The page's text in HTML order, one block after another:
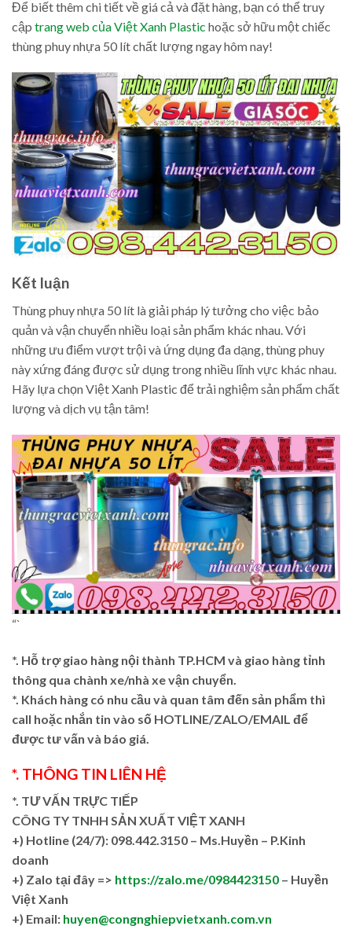
Để biết thêm chi tiết về giá cả và đặt hàng, bạn có thể truy
cập trang web của Việt Xanh Plastic hoặc sở hữu một chiếc
thùng phuy nhựa 50 lít chất lượng ngay hôm nay!
Kết luận
Thùng phuy nhựa 50 lít là giải pháp lý tưởng cho việc bảo
quản và vận chuyển nhiều loại sản phẩm khác nhau. Với
những ưu điểm vượt trội và ứng dụng đa dạng, thùng phuy
này xứng đáng được sử dụng trong nhiều lĩnh vực khác nhau.
Hãy lựa chọn Việt Xanh Plastic để trải nghiệm sản phẩm chất
lượng và dịch vụ tận tâm!
“`
*. Hỗ trợ giao hàng nội thành TP.HCM và giao hàng tỉnh
thông qua chành xe/nhà xe vận chuyển.
*. Khách hàng có nhu cầu và quan tâm đến sản phẩm thì
call hoặc nhắn tin vào số HOTLINE/ZALO/EMAIL để
được tư vấn và báo giá.
*. THÔNG TIN LIÊN HỆ
*. TƯ VẤN TRỰC TIẾP
CÔNG TY TNHH SẢN XUẤT VIỆT XANH
+) Hotline (24/7): 098.442.3150 – Ms.Huyền – P.Kinh
doanh
+) Zalo tại đây => https://zalo.me/0984423150 – Huyền
Việt Xanh
+) Email: huyen@congnghiepvietxanh.com.vn